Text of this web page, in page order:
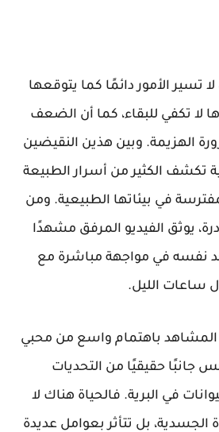
لا تسير الأمور دائمًا كما يتوقعها
لا تكفي للبقاء، كما أن الضعف
الهزيمة. وبين هذين النقيضين
تكشف الكثير من أسرار الطبيعة
في بيئاتها الطبيعية. ومن
يوثق الفيديو المرفق مشهدًا
نفسه في مواجهة مباشرة مع
ساعات الليل.
المشاهد باهتمام واسع من محبي
جانبًا حقيقيًا من التحديات
في البرية. فالحياة هناك لا
بل تتأثر بعوامل عديدة